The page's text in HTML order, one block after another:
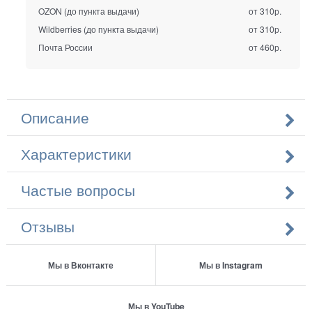
OZON (до пункта выдачи)
от 310р.
Wildberries (до пункта выдачи)
от 310р.
Почта России
от 460р.
Описание
Характеристики
Частые вопросы
Отзывы
Мы в Вконтакте Мы в Instagram
Мы в YouTube